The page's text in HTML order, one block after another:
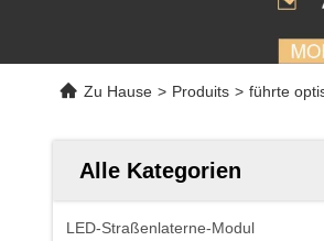
Zu Hause > Produits > führte
Alle Kategorien
LED-Straßenlaterne-Modul